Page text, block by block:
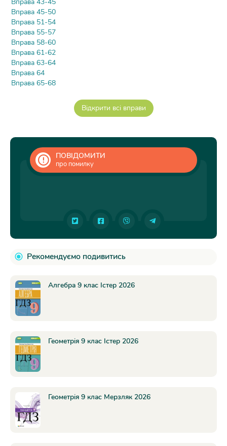
Вправа 45-50
Вправа 51-54
Вправа 55-57
Вправа 58-60
Вправа 61-62
Вправа 63-64
Вправа 64
Вправа 65-68
ПОВІДОМИТИ
про помилку
Рекомендуємо подивитись
Алгебра 9 клас Істер 2026
Геометрія 9 клас Істер 2026
Геометрія 9 клас Мерзляк 2026